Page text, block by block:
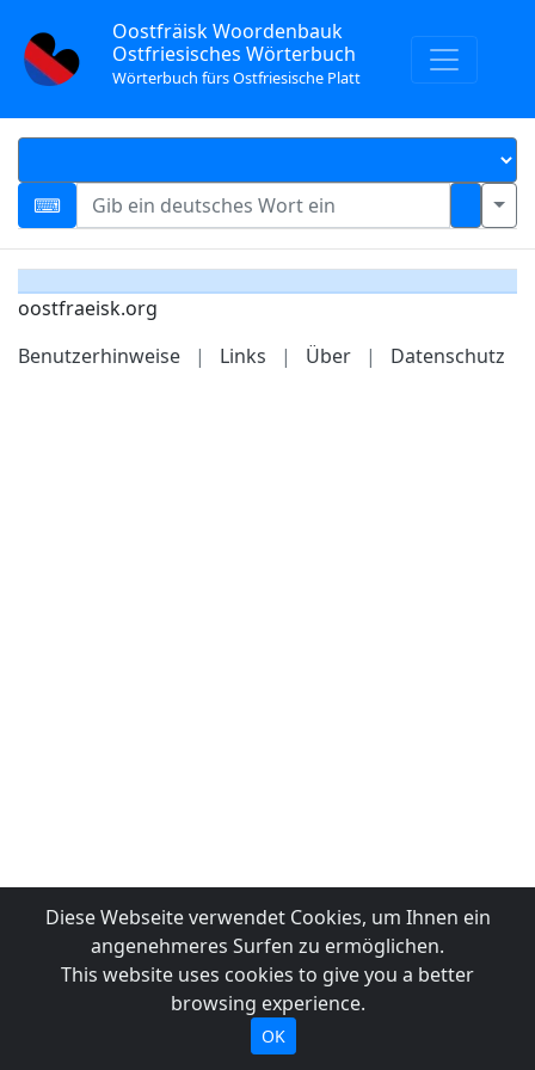
Oostfräisk Woordenbauk
Ostfriesisches Wörterbuch
Wörterbuch fürs Ostfriesische Platt
oostfraeisk.org
Benutzerhinweise
| Links | Über | Datenschutz
Diese Webseite verwendet Cookies, um Ihnen ein
angenehmeres Surfen zu ermöglichen.
This website uses cookies to give you a better
browsing experience.
OK